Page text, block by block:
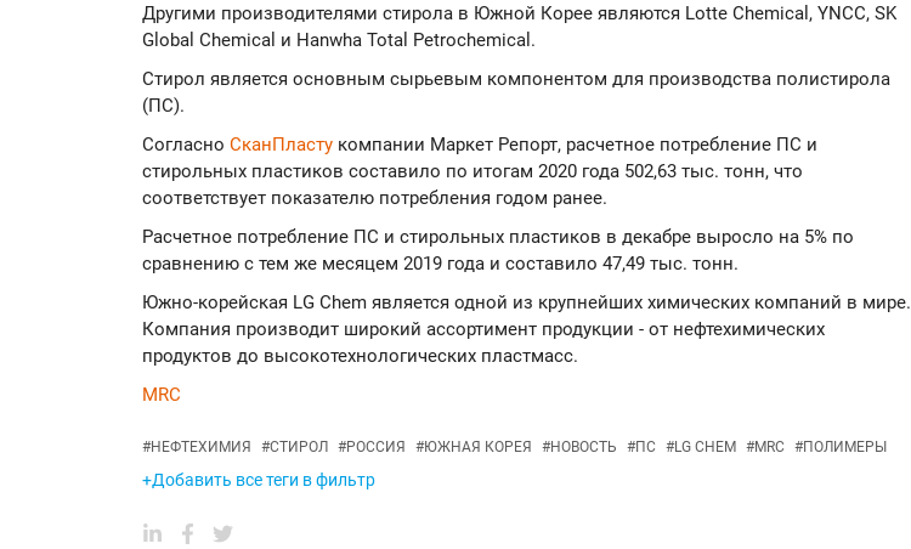
Другими производителями стирола в Южной Корее являются Lotte Chemical, YNCC, SK
Global Chemical и Hanwha Total Petrochemical.
Стирол является основным сырьевым компонентом для производства полистирола
(ПС).
Согласно СканПласту компании Маркет Репорт, расчетное потребление ПС и
стирольных пластиков составило по итогам 2020 года 502,63 тыс. тонн, что
соответствует показателю потребления годом ранее.
Расчетное потребление ПС и стирольных пластиков в декабре выросло на 5% по
сравнению с тем же месяцем 2019 года и составило 47,49 тыс. тонн.
Южно-корейская LG Chem является одной из крупнейших химических компаний в мире.
Компания производит широкий ассортимент продукции - от нефтехимических
продуктов до высокотехнологических пластмасс.
MRC
#НЕФТЕХИМИЯ #СТИРОЛ #РОССИЯ #ЮЖНАЯ КОРЕЯ #НОВОСТЬ #ПС #LG CHEM #MRC #ПОЛИМЕРЫ
+Добавить все теги в фильтр